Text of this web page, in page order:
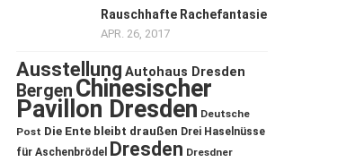
Rauschhafte Rachefantasie
APR. 26, 2017
Ausstellung Autohaus Dresden
Bergen Chinesischer
Pavillon Dresden Deutsche
Post Die Ente bleibt draußen Drei Haselnüsse
für Aschenbrödel
Dresden Dresdner